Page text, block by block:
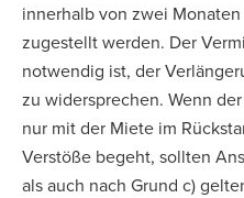
innerhalb von zwei
zugestellt werden. Der
notwendig ist, der
zu widersprechen. Wenn
nur mit der Miete im
Verstöße begeht, sollten
als auch nach Grund c)